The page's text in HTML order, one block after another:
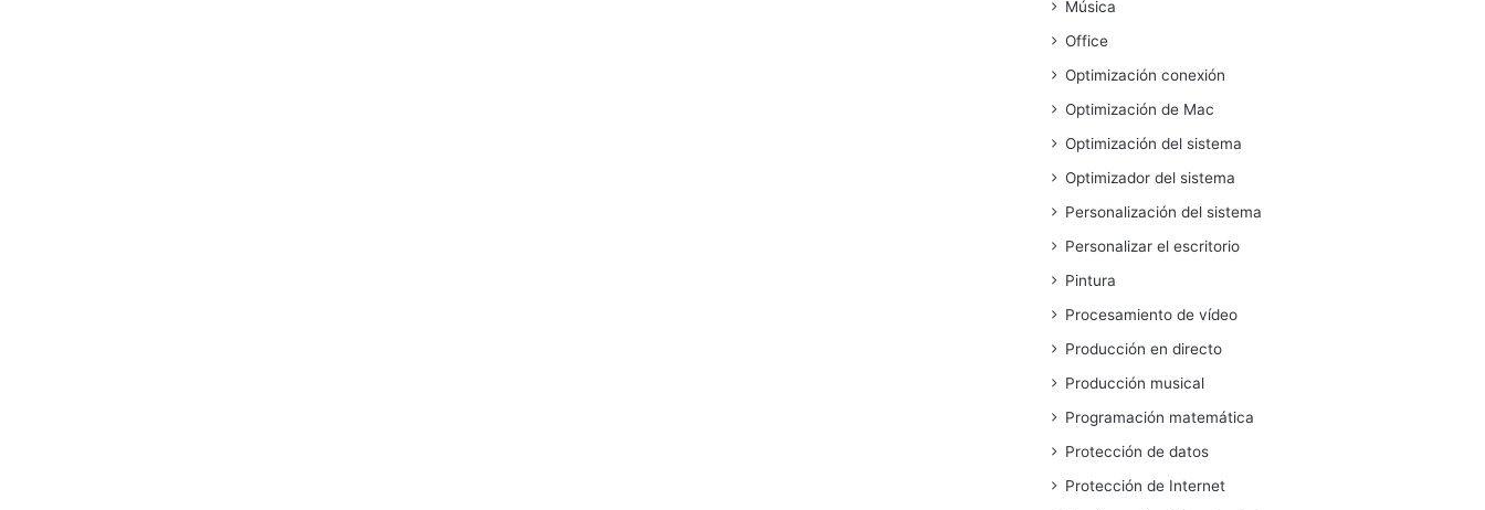
Música
Office
Optimización conexión
Optimización de Mac
Optimización del sistema
Optimizador del sistema
Personalización del sistema
Personalizar el escritorio
Pintura
Procesamiento de vídeo
Producción en directo
Producción musical
Programación matemática
Protección de datos
Protección de Internet